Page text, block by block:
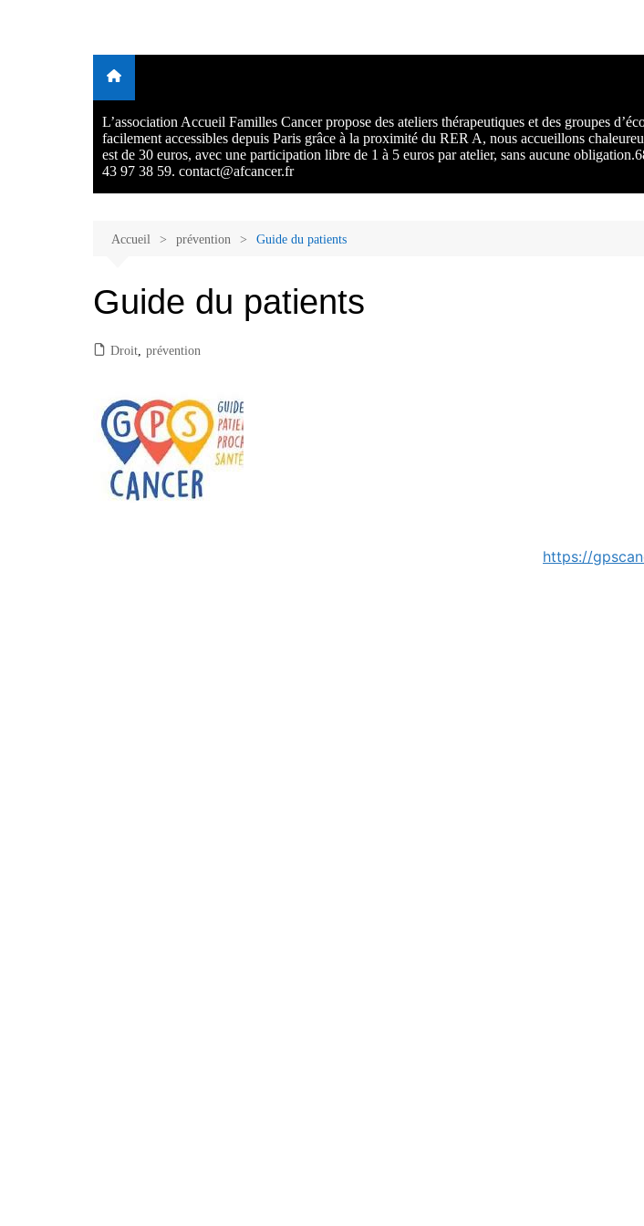
avec et après le cancer
Ecoute thérapeutique, sophrologie, sport adapté, art thérapie,
musico thérapie… . L'adhésion annuelle est de 30 euros avec une
participation libre de 1 à 5 euros par atelier sans obligation.
L’association Accueil Familles Cancer propose des ateliers thérapeutiques et des groupes
facilement accessibles depuis Paris grâce à la proximité du RER A, nous accueillons
est de 30 euros, avec une participation libre de 1 à 5 euros par atelier, sans aucune
43 97 38 59. contact@afcancer.fr
Accueil prévention Guide du patients
Guide du patients
Droit prévention
https://